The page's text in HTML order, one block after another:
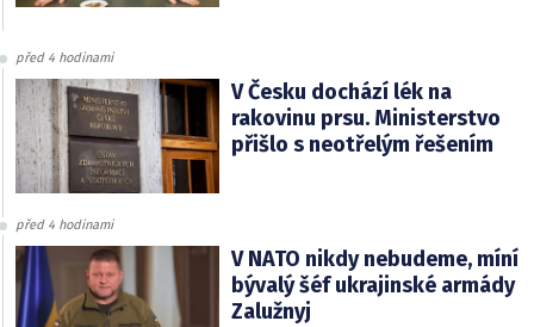
před 4 hodinami
V Česku dochází lék na
rakovinu prsu. Ministerstvo
přišlo s neotřelým řešením
před 4 hodinami
V NATO nikdy nebudeme, míní
bývalý šéf ukrajinské armády
Zalužnyj